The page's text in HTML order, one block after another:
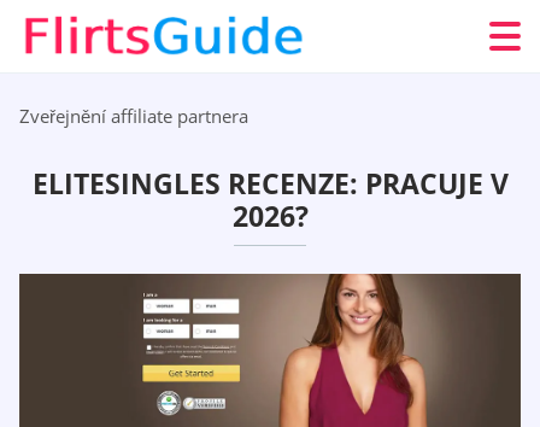
Zveřejnění affiliate partnera
ELITESINGLES RECENZE: PRACUJE V
2026?